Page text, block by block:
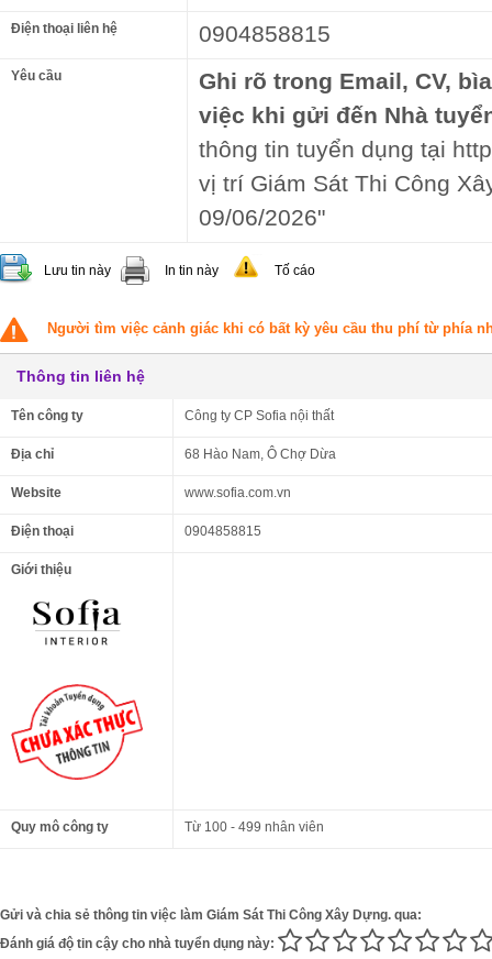
Điện thoại liên hệ 0904858815
Yêu cầu
Ghi rõ trong Email, CV,
việc khi gửi đến Nhà
thông tin tuyển dụng tại
vị trí Giám Sát Thi Công
09/06/2026"
Lưu tin này In tin này Tố cáo
Người tìm việc cảnh giác khi có bất kỳ yêu cầu thu phí từ phía
Thông tin liên hệ
Tên công ty Công ty CP Sofia nội thất
Địa chỉ 68 Hào Nam, Ô Chợ Dừa
Website www.sofia.com.vn
Điện thoại 0904858815
Giới thiệu
Quy mô công ty Từ 100 - 499 nhân viên
Gửi và chia sẻ thông tin việc làm Giám Sát Thi Công Xây Dựng. qua:
Đánh giá độ tin cậy cho nhà tuyển dụng này: